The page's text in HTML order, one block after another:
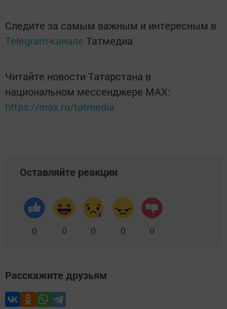
Следите за самым важным и интересным в
Telegram-канале Татмедиа
Читайте новости Татарстана в
национальном мессенджере MАХ:
https://max.ru/tatmedia
Оставляйте реакции
0 0 0 0 0
Расскажите друзьям